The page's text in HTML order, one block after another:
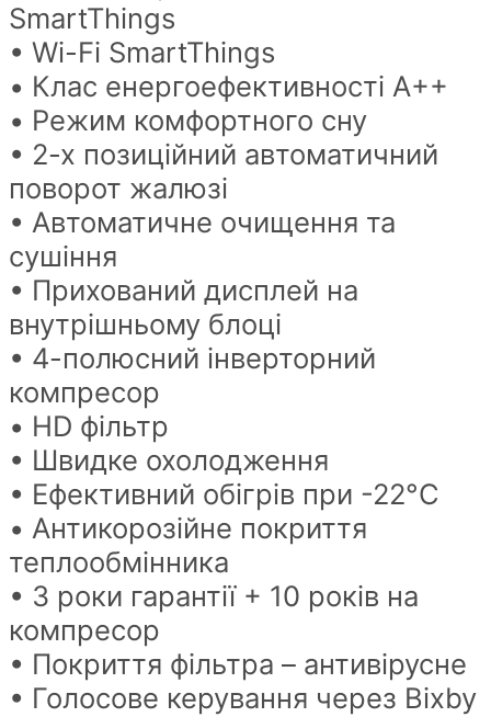
SmartThings
• Wi-Fi SmartThings
• Клас енергоефективності A++
• Режим комфортного сну
• 2-х позиційний автоматичний
поворот жалюзі
• Автоматичне очищення та
сушіння
• Прихований дисплей на
внутрішньому блоці
• 4-полюсний інверторний
компресор
• HD фільтр
• Швидке охолодження
• Ефективний обігрів при -22°C
• Антикорозійне покриття
теплообмінника
• 3 роки гарантії + 10 років на
компресор
• Покриття фільтра – антивірусне
• Голосове керування через Bixby